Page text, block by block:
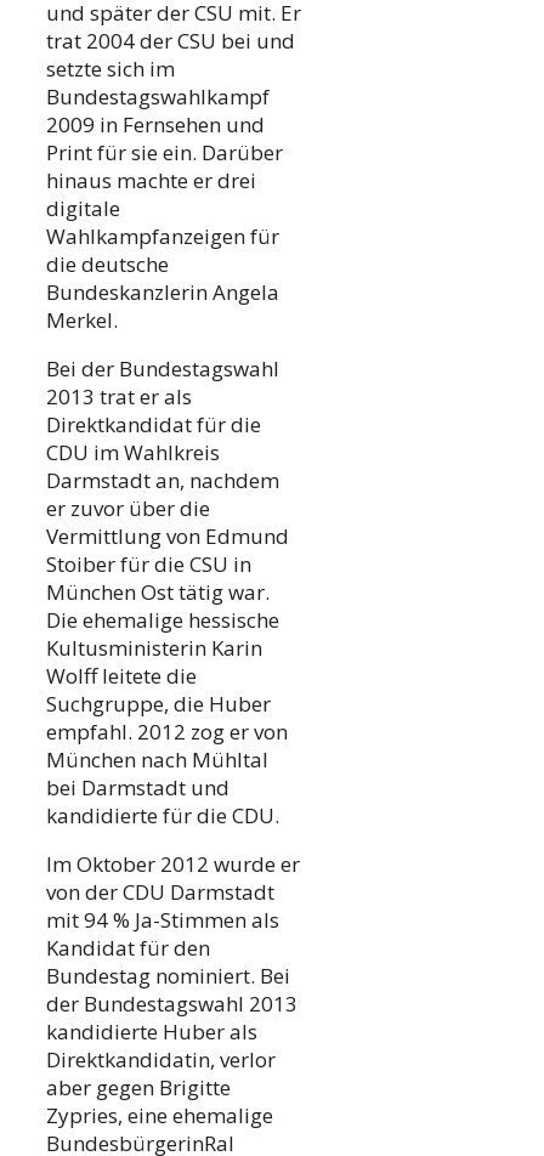
und später der CSU mit. Er
trat 2004 der CSU bei und
setzte sich im
Bundestagswahlkampf
2009 in Fernsehen und
Print für sie ein. Darüber
hinaus machte er drei
digitale
Wahlkampfanzeigen für
die deutsche
Bundeskanzlerin Angela
Merkel.
Bei der Bundestagswahl
2013 trat er als
Direktkandidat für die
CDU im Wahlkreis
Darmstadt an, nachdem
er zuvor über die
Vermittlung von Edmund
Stoiber für die CSU in
München Ost tätig war.
Die ehemalige hessische
Kultusministerin Karin
Wolff leitete die
Suchgruppe, die Huber
empfahl. 2012 zog er von
München nach Mühltal
bei Darmstadt und
kandidierte für die CDU.
Im Oktober 2012 wurde er
von der CDU Darmstadt
mit 94 % Ja-Stimmen als
Kandidat für den
Bundestag nominiert. Bei
der Bundestagswahl 2013
kandidierte Huber als
Direktkandidatin, verlor
aber gegen Brigitte
Zypries, eine ehemalige
BundesbürgerinRal